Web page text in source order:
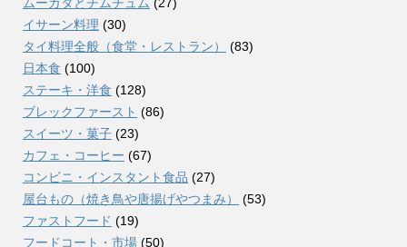
イサーン料理 (30)
タイ料理全般（食堂・レストラン）
(83)
日本食 (100)
ステーキ・洋食 (128)
ブレックファースト (86)
スイーツ・菓子 (23)
カフェ・コーヒー (67)
コンビニ・インスタント食品 (27)
屋台もの（焼き鳥や唐揚げやつまみ）
(53)
ファストフード (19)
フードコート・市場 (50)